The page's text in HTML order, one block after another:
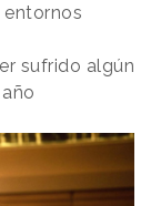
sufrido algún